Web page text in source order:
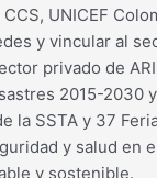
UNICEF
y vincular al
privado de
2015-
la SSTA y 37
y salud en
y sostenible.